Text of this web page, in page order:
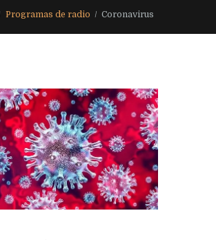
Programas de radio Coronavirus